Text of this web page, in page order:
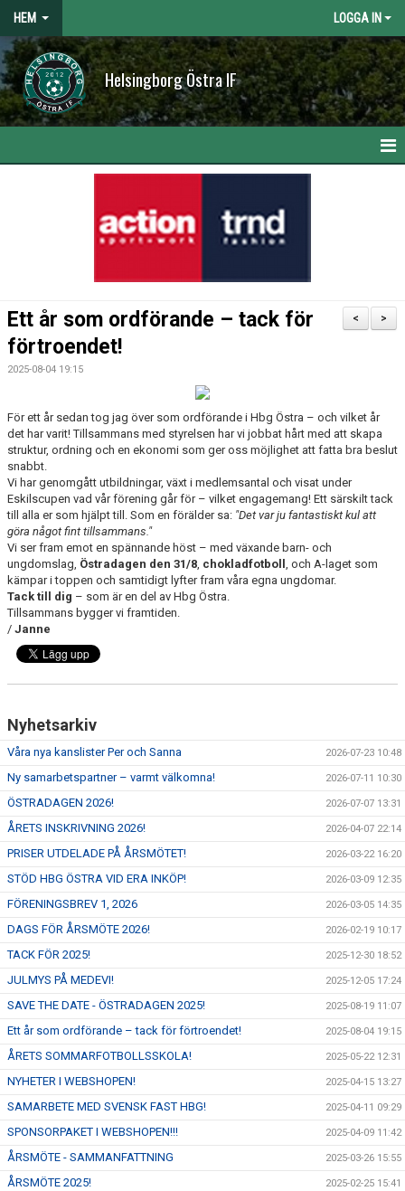
HEM LOGGA IN
Helsingborg Östra IF
KALENDER
BILDGALLERI
DOKUMENT
VÅRA LAG/TRÄNARE
MATCHER
WEBSHOP
STYRELSE
>
<
Ett år som ordförande – tack för
förtroendet!
2025-08-04 19:15
För ett år sedan tog jag över som ordförande i Hbg Östra – och vilket år
det har varit! Tillsammans med styrelsen har vi jobbat hårt med att skapa
struktur, ordning och en ekonomi som ger oss möjlighet att fatta bra beslut
snabbt.
Vi har genomgått utbildningar, växt i medlemsantal och visat under
Eskilscupen vad vår förening går för – vilket engagemang! Ett särskilt tack
till alla er som hjälpt till. Som en förälder sa: "Det var ju fantastiskt kul att
göra något fint tillsammans."
Vi ser fram emot en spännande höst – med växande barn- och
ungdomslag, Östradagen den 31/8, chokladfotboll , och A-laget som
kämpar i toppen och samtidigt lyfter fram våra egna ungdomar.
Tack till dig – som är en del av Hbg Östra.
Tillsammans bygger vi framtiden.
/ Janne
Nyhetsarkiv
Våra nya kanslister Per och Sanna 2026-07-23 10:48
Ny samarbetspartner – varmt välkomna! 2026-07-11 10:30
ÖSTRADAGEN 2026! 2026-07-07 13:31
ÅRETS INSKRIVNING 2026! 2026-04-07 22:14
PRISER UTDELADE PÅ ÅRSMÖTET! 2026-03-22 16:20
STÖD HBG ÖSTRA VID ERA INKÖP! 2026-03-09 12:35
FÖRENINGSBREV 1, 2026 2026-03-05 14:35
DAGS FÖR ÅRSMÖTE 2026! 2026-02-19 10:17
TACK FÖR 2025! 2025-12-30 18:52
JULMYS PÅ MEDEVI! 2025-12-05 17:24
SAVE THE DATE - ÖSTRADAGEN 2025! 2025-08-19 11:07
Ett år som ordförande – tack för förtroendet! 2025-08-04 19:15
ÅRETS SOMMARFOTBOLLSSKOLA! 2025-05-22 12:31
NYHETER I WEBSHOPEN! 2025-04-15 13:27
SAMARBETE MED SVENSK FAST HBG! 2025-04-11 09:29
SPONSORPAKET I WEBSHOPEN!!! 2025-04-09 11:42
ÅRSMÖTE - SAMMANFATTNING 2025-03-26 15:55
ÅRSMÖTE 2025! 2025-02-25 15:41